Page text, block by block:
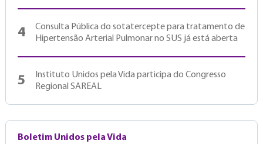
4
Consulta Pública do sotatercepte para tratamento de
Hipertensão Arterial Pulmonar no SUS já está aberta
5
Instituto Unidos pela Vida participa do Congresso
Regional SAREAL
Boletim Unidos pela Vida